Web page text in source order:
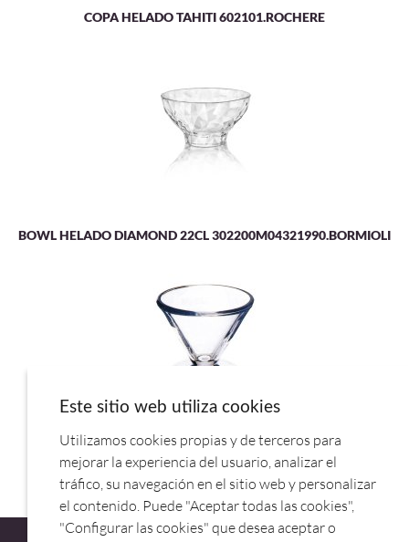
COPA HELADO TAHITI 602101.ROCHERE
BOWL HELADO DIAMOND 22CL 302200M04321990.BORMIOLI
COPA HELADO VEGA TRANSP 6179/01.ROCHERE
Este sitio web utiliza cookies
Utilizamos cookies propias y de terceros para
mejorar la experiencia del usuario, analizar el
tráfico, su navegación en el sitio web y personalizar
el contenido. Puede "Aceptar todas las cookies",
"Configurar las cookies" que desea aceptar o